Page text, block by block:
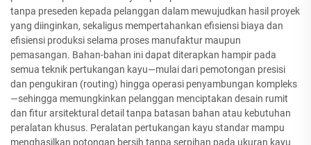
tanpa preseden kepada pelanggan dalam mewujudkan hasil proyek
yang diinginkan, sekaligus mempertahankan efisiensi biaya dan
efisiensi produksi selama proses manufaktur maupun
pemasangan. Bahan-bahan ini dapat diterapkan hampir pada
semua teknik pertukangan kayu—mulai dari pemotongan presisi
dan pengukiran (routing) hingga operasi penyambungan kompleks
—sehingga memungkinkan pelanggan menciptakan desain rumit
dan fitur arsitektural detail tanpa batasan bahan atau kebutuhan
peralatan khusus. Peralatan pertukangan kayu standar mampu
menghasilkan potongan bersih tanpa serpihan pada ukuran kayu